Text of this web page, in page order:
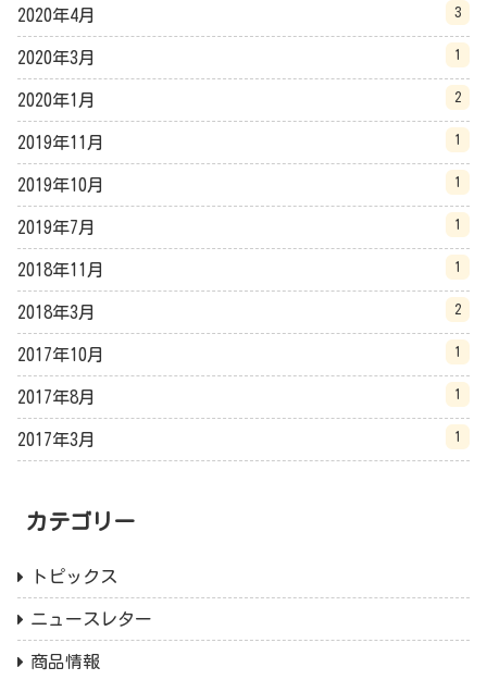
2020年4月 3
2020年3月 1
2020年1月 2
2019年11月 1
2019年10月 1
2019年7月 1
2018年11月 1
2018年3月 2
2017年10月 1
2017年8月 1
2017年3月 1
カテゴリー
トピックス
ニュースレター
商品情報